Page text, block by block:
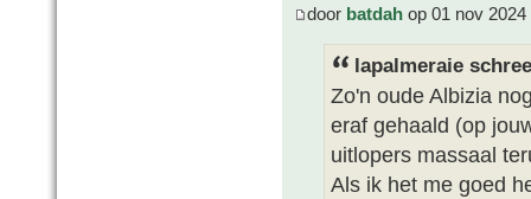
door batdah op 01 nov 2024
lapalmeraie
Zo'n oude Albizia
eraf gehaald (op
uitlopers massaal
Als ik het me goed